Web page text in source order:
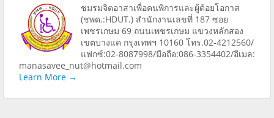
ชมรมจิตอาสาเพื่อคนพิการและผู้ด้อยโอกาส
(ชพด.:HDUT.) สำนักงานเลขที่ 187 ซอย
เพชรเกษม 69 ถนนเพชรเกษม แขวงหลักสอง
เขตบางแค กรุงเทพฯ 10160 โทร.02-4212560/
แฟกซ์:02-8087998/มือถือ:086-3354402/อีเมล:
manasavee_nut@hotmail.com
Learn More →